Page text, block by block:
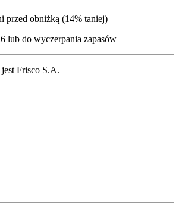
przed obniżką (14% taniej)
lub do wyczerpania zapasów
Frisco S.A.